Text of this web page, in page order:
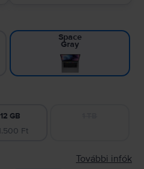
Space
Gray
GB
Ft
További infók